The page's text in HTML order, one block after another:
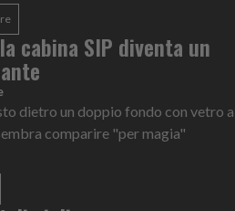
cabina SIP diventa un
dietro un doppio fondo con vetro a
comparire "per magia"